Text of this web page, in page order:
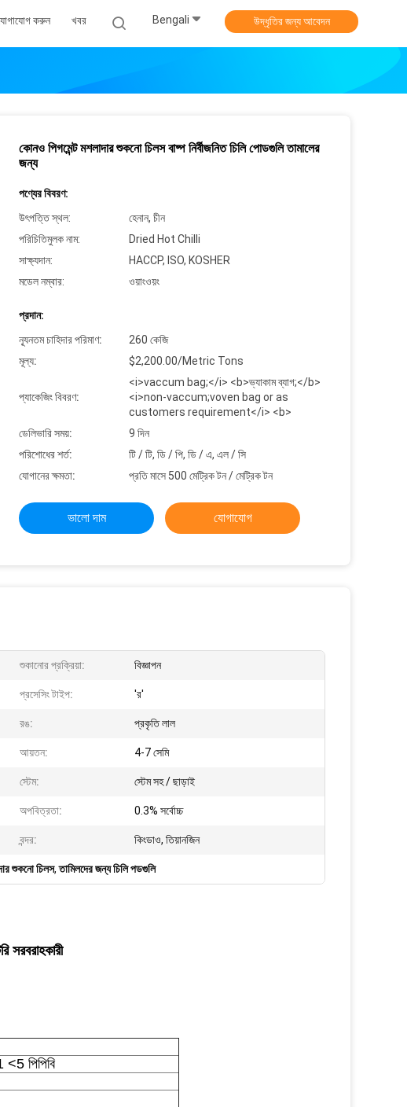
করুন খবর Bengali উদ্ধৃতির জন্য আবেদন
কোনও পিগমেন্ট মশলাদার শুকনো চিলস বাষ্প নির্বীজনিত চিলি পোডগুলি তামালের
জন্য
পণ্যের বিবরণ:
উৎপত্তি স্থল:
হেনান, চীন
পরিচিতিমুলক নাম:
Dried Hot Chilli
সাক্ষ্যদান:
HACCP, ISO, KOSHER
মডেল নম্বার:
ওয়াংওয়ং
প্রদান:
ন্যূনতম চাহিদার পরিমাণ:
260 কেজি
মূল্য:
$2,200.00/Metric Tons
প্যাকেজিং বিবরণ:
<i>vaccum bag;</i> <b>ভ্যাকাম ব্যাগ;</b>
<i>non-vaccum;voven bag or as
customers requirement</i> <b>
ডেলিভারি সময়:
9 দিন
পরিশোধের শর্ত:
টি / টি, ডি / পি, ডি / এ, এল / সি
যোগানের ক্ষমতা:
প্রতি মাসে 500 মেট্রিক টন / মেট্রিক টন
ভালো দাম যোগাযোগ
শুকানোর প্রক্রিয়া: বিজ্ঞাপন
প্রসেসিং টাইপ: 'র'
রঙ: প্রকৃতি লাল
আয়তন: 4-7 সেমি
স্টেম: স্টেম সহ / ছাড়াই
অপবিত্রতা: 0.3% সর্বোচ্চ
বন্দর: কিংডাও, তিয়ানজিন
শুকনো চিলস,তামিলদের জন্য চিলি পডগুলি
সরবরাহকারী
<5 পিপিবি